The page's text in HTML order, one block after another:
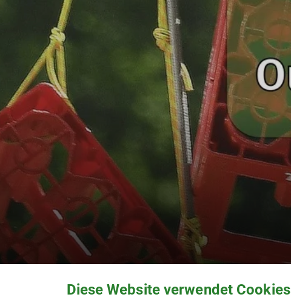
Diese Website verwendet Cookies